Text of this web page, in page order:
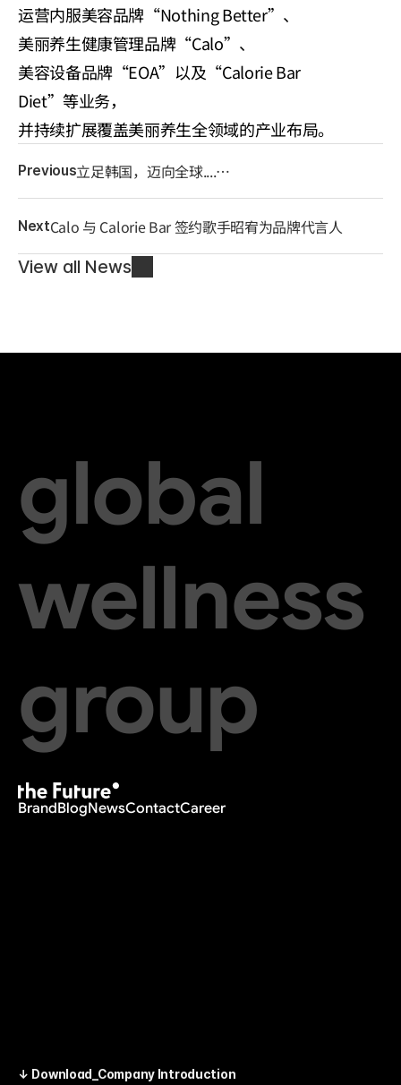
运营内服美容品牌“Nothing Better”、
美丽养生健康管理品牌“Calo”、
美容设备品牌“EOA”以及“Calorie Bar
Diet”等业务，
并持续扩展覆盖美丽养生全领域的产业布局。
Previous立足韩国，迈向全球....
NextCalo 与 Calorie Bar 签约歌手昭宥为品牌代言人
View all News
global
wellness
group
BrandBlogNewsContactCareer
↓ Download_Company Introduction